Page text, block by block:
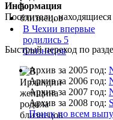
В Чехии впервые
родились 5
близнецов
Информация
Посетители,
Быстрый переход по
Архив за 2005 год:
Архив за 2006 год:
Архив за 2007 год:
Архив за 2008 год:
Поиск по всем